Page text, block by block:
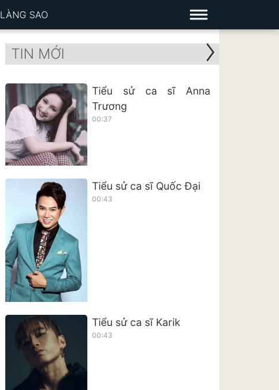
LÀNG SAO
TIN MỚI
Tiểu sử ca sĩ Anna
Trương
00:37
Tiểu sử ca sĩ Quốc Đại
00:43
Tiểu sử ca sĩ Karik
00:43